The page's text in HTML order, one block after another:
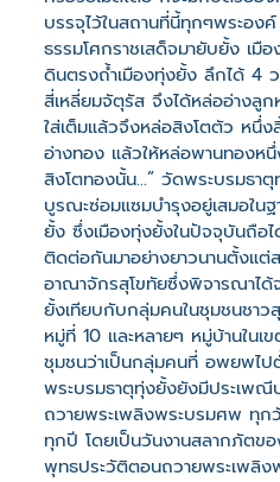
บรรจุไว้ในสถานที่นี้ทุกๆพระอง
ธรรมโศกราชเสด็จมายับยั้ง เมื
ดินตรงถ้ําเมืองทุ่งยั้ง ลึกได้ 4
สี่เหลี่ยมจัตุรัส จึงได้หล่ออ่างลู
ใส่เต็มแล้วจึงหล่อสิงโตตัว หนึ่ง
อ่างทอง แล้วให้หล่อพานทองห
สิงโตทองนั้น...” วัดพระบรมธา
บูรณะซ่อมแซมบํารุงอยู่เสมอใน
ยั้ง ซึ่งเมืองทุ่งยั้งในปัจจุบันถือ
ติดต่อกันมาอย่างยาวนานตั้งแต่
อาณาจักรสุโขทัยซึ่งพิจารณาไ
ยั้งเทียบกับกลุ่มคนในชุมชนชาว
หมู่ที่ 10 และหลายๆ หมู่บ้านใน
ชุมชนว่าเป็นกลุ่มคนที่ อพยพไป
พระบรมธาตุทุ่งยั้งยังมีประเพ
ถวายพระเพลิงพระบรมศพ ทุ
ทุกปี โดยเป็นวันงานสลากภัตข
พุทธประวัติตอนถวายพระเพลิ